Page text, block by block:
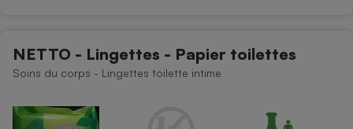
NETTO - Lingettes - Papier toilettes
Soins du corps - Lingettes toilette intime